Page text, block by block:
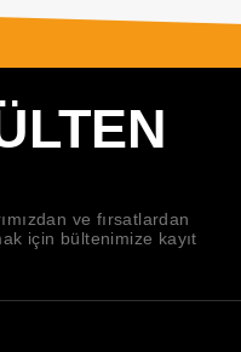
ve fırsatlardan
için bültenimize kayıt